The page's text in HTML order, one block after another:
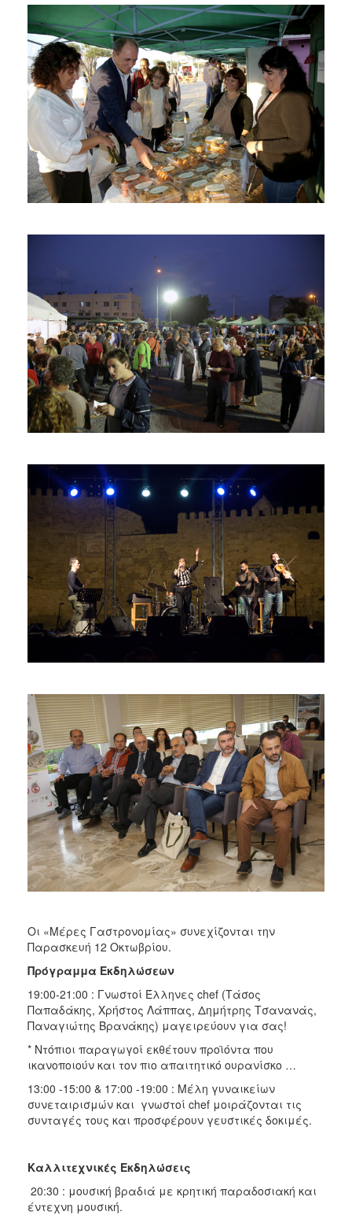
Οι «Μέρες Γαστρονομίας» συνεχίζονται την
Παρασκευή 12 Οκτωβρίου.
Πρόγραμμα Εκδηλώσεων
19:00-21:00 : Γνωστοί Έλληνες chef (Τάσος
Παπαδάκης, Χρήστος Λάππας, Δημήτρης Τσανανάς,
Παναγιώτης Βρανάκης) μαγειρεύουν για σας!
* Ντόπιοι παραγωγοί εκθέτουν προϊόντα που
ικανοποιούν και τον πιο απαιτητικό ουρανίσκο …
13:00 -15:00 & 17:00 -19:00 : Μέλη γυναικείων
συνεταιρισμών και γνωστοί chef μοιράζονται τις
συνταγές τους και προσφέρουν γευστικές δοκιμές.
Καλλιτεχνικές Εκδηλώσεις
20:30 : μουσική βραδιά με κρητική παραδοσιακή και
έντεχνη μουσική.